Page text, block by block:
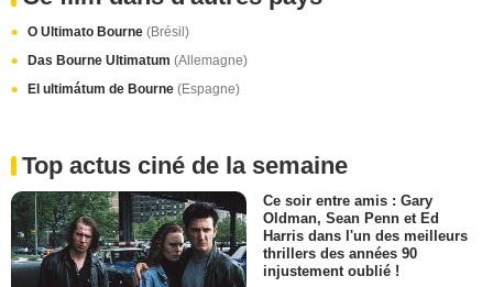
O Ultimato Bourne (Brésil)
Das Bourne Ultimatum (Allemagne)
El ultimátum de Bourne (Espagne)
Top actus ciné de la semaine
Ce soir entre amis : Gary
Oldman, Sean Penn et Ed
Harris dans l'un des meilleurs
thrillers des années 90
injustement oublié !